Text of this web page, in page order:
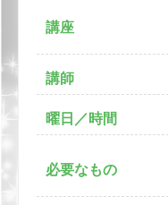
講座
講師
曜日／時間
必要なもの